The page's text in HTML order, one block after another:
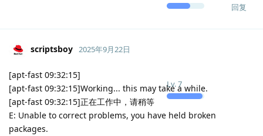
回复
scriptsboy
Lv.7
2025年9月22日
[apt-fast 09:32:15]
[apt-fast 09:32:15]Working... this may take a while.
[apt-fast 09:32:15]正在工作中，请稍等
E: Unable to correct problems, you have held broken
packages.